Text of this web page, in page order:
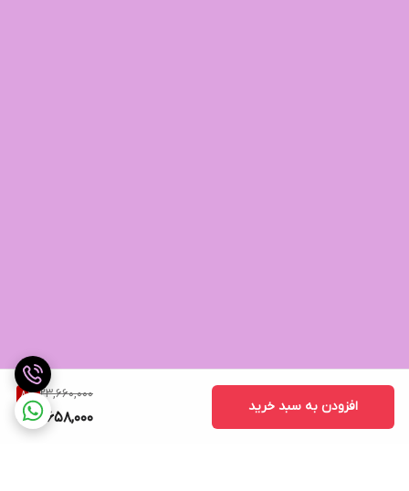
23,660,000
8%
21,658,000
افزودن به سبد خرید